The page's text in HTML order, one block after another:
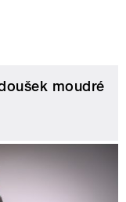
moudré